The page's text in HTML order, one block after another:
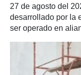
27 de agosto del
desarrollado por la
ser operado en